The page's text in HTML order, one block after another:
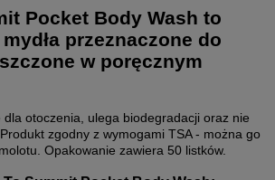
Pocket Body Wash to
przeznaczone do
w poręcznym
dla otoczenia, ulega biodegradacji oraz nie
zgodny z wymogami TSA - można go
Opakowanie zawiera 50 listków.